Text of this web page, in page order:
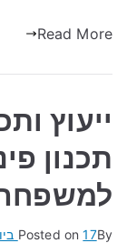
Read More
ייעוץ
תכנון
By
Posted on17 ביולי 2026